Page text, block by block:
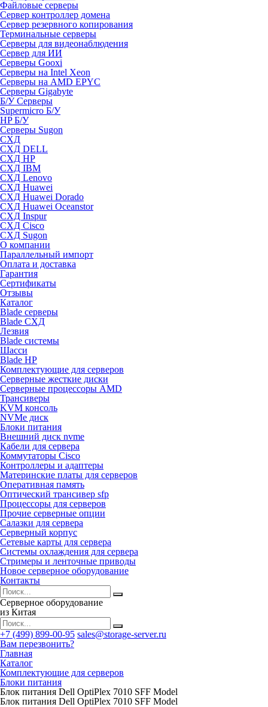
Файловые серверы
Сервер контроллер домена
Сервер резервного копирования
Терминальные серверы
Серверы для видеонаблюдения
Сервер для ИИ
Серверы Gooxi
Серверы на Intel Xeon
Серверы на AMD EPYC
Серверы Gigabyte
Б/У Серверы
Supermicro Б/У
HP Б/У
Серверы Sugon
СХД
СХД DELL
СХД HP
СХД IBM
СХД Lenovo
СХД Huawei
СХД Huawei Dorado
СХД Huawei Oceanstor
СХД Inspur
СХД Cisco
СХД Sugon
О компании
Параллельный импорт
Оплата и доставка
Гарантия
Сертификаты
Отзывы
Каталог
Blade серверы
Blade СХД
Лезвия
Blade системы
Шасси
Blade HP
Комплектующие для серверов
Серверные жесткие диски
Серверные процессоры AMD
Трансиверы
KVM консоль
NVMe диск
Блоки питания
Внешний диск nvme
Кабели для сервера
Коммутаторы Cisco
Контроллеры и адаптеры
Материнские платы для серверов
Оперативная память
Оптический трансивер sfp
Процессоры для серверов
Прочие серверные опции
Салазки для сервера
Серверный корпус
Сетевые карты для сервера
Системы охлаждения для сервера
Стримеры и ленточные приводы
Новое серверное оборудование
Контакты
Серверное оборудование
из Китая
+7 (499) 899-00-95 sales@storage-server.ru
Вам перезвонить?
Главная
Каталог
Комплектующие для серверов
Блоки питания
Блок питания Dell OptiPlex 7010 SFF Model
Блок питания Dell OptiPlex 7010 SFF Model